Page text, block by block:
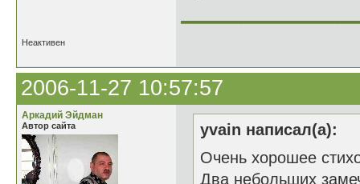
Неактивен
2006-11-27 10:57:57
Аркадий Эйдман
Автор сайта
yvain написал(а):
Очень хорошее
Два небольших